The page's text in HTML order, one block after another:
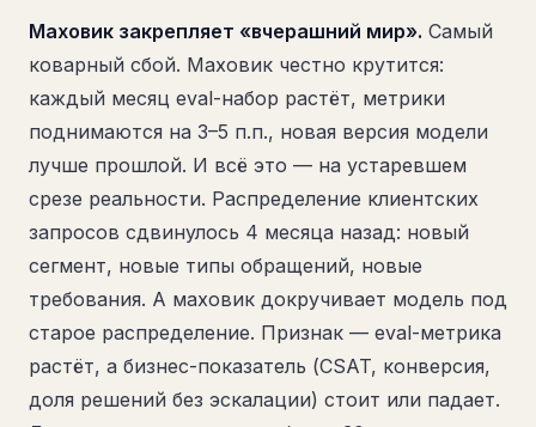
Маховик закрепляет «вчерашний мир». Самый
коварный сбой. Маховик честно крутится:
каждый месяц eval-набор растёт, метрики
поднимаются на 3–5 п.п., новая версия модели
лучше прошлой. И всё это — на устаревшем
срезе реальности. Распределение клиентских
запросов сдвинулось 4 месяца назад: новый
сегмент, новые типы обращений, новые
требования. А маховик докручивает модель под
старое распределение. Признак — eval-метрика
растёт, а бизнес-показатель (CSAT, конверсия,
доля решений без эскалации) стоит или падает.